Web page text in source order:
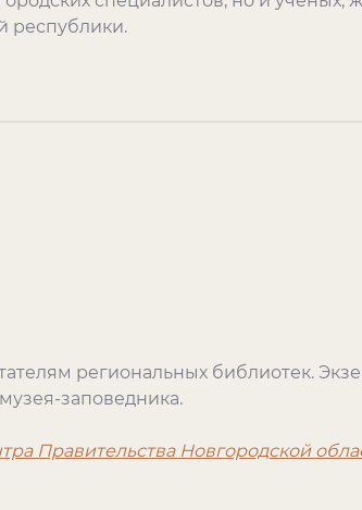
республики.
региональных библиотек.
заповедника.
Правительства Новгородской